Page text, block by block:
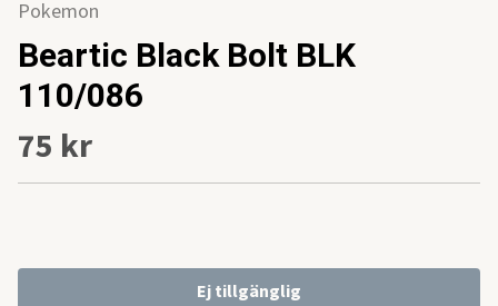
Pokemon
Beartic Black Bolt BLK
110/086
75 kr
Ej tillgänglig